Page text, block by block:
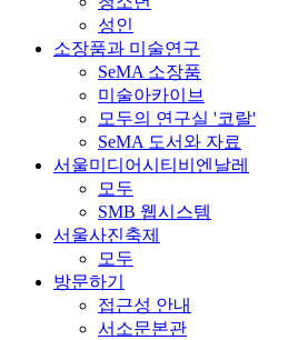
성인
소장품과 미술연구
SeMA 소장품
미술아카이브
모두의 연구실 '코랄'
SeMA 도서와 자료
서울미디어시티비엔날레
모두
SMB 웹시스템
서울사진축제
모두
방문하기
접근성 안내
서소문본관